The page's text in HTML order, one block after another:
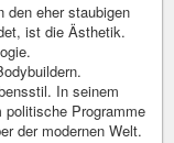
den eher staubigen
ist die Ästhetik.
In seinem
Programme
der modernen Welt.